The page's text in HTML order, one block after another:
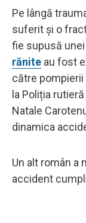
Pe lângă
suferit și o
fie supusă
rănite au fost
către pompierii
la Poliția
Natale
dinamica
Un alt român a
accident